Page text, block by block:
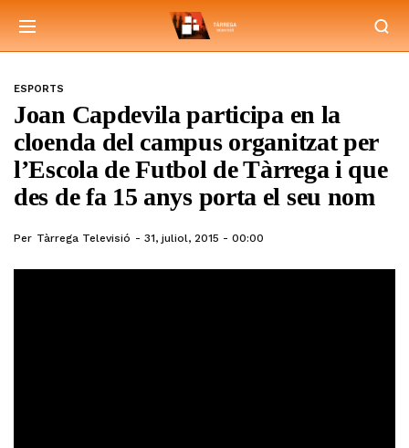
ESPORTS
Joan Capdevila participa en la
cloenda del campus organitzat per
l’Escola de Futbol de Tàrrega i que
des de fa 15 anys porta el seu nom
Per Tàrrega Televisió 31, juliol, 2015 - 00:00